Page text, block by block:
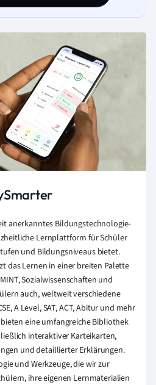
anerkanntes Bildungstechnologie-
Lernplattform für Schüler
und Bildungsniveaus bietet.
das Lernen in einer breiten Palette
Sozialwissenschaften und
auch, weltweit verschiedene
A Level, SAT, ACT, Abitur und mehr
eine umfangreiche Bibliothek
interaktiver Karteikarten,
und detaillierter Erklärungen.
und Werkzeuge, die wir zur
ihre eigenen Lernmaterialien